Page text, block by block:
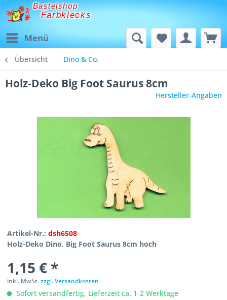
Bastelshop
Farbklecks
Menü
Übersicht Dino & Co.
Holz-Deko Big Foot Saurus 8cm
Hersteller-Angaben
Artikel-Nr.:dsh6508
Holz-Deko Dino, Big Foot Saurus 8cm hoch
1,15 € *
inkl. MwSt.zzgl. Versandkosten
Sofort versandfertig, Lieferzeit ca. 1-2 Werktage